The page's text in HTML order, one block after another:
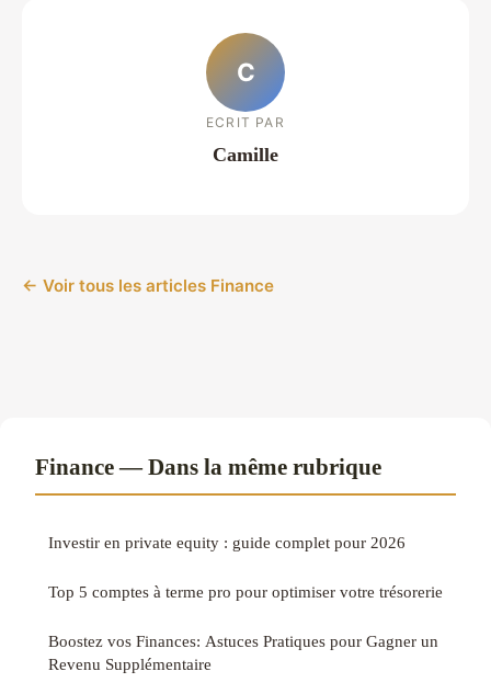
C
ECRIT PAR
Camille
← Voir tous les articles Finance
Finance — Dans la même rubrique
Investir en private equity : guide complet pour 2026
Top 5 comptes à terme pro pour optimiser votre trésorerie
Boostez vos Finances: Astuces Pratiques pour Gagner un
Revenu Supplémentaire